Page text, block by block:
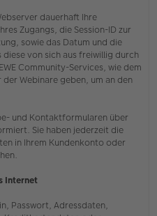
dauerhaft Ihre
Zugangs, die Session-ID zur
sowie das Datum und die
diese von sich aus freiwillig durch
Community-Services, wie dem
Webinare geben, um an den
und Kontaktformularen über
Sie haben jederzeit die
in Ihrem Kundenkonto oder
Internet
Passwort, Adressdaten,